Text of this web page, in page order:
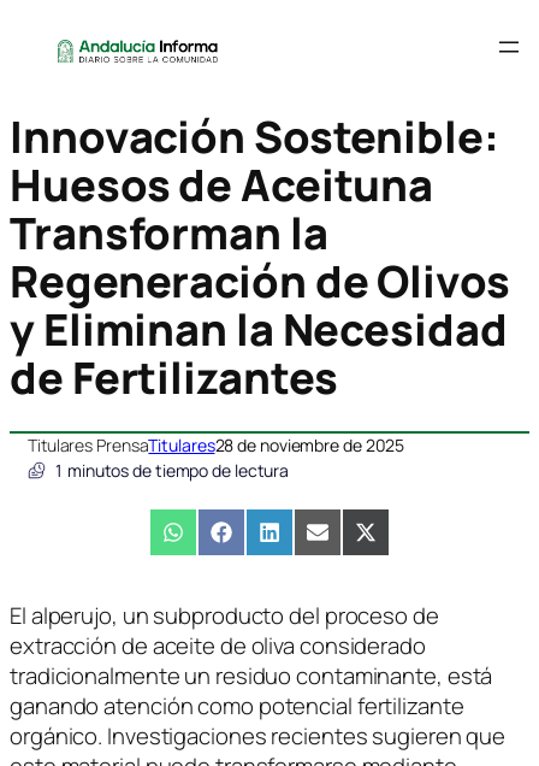
Innovación Sostenible:
Huesos de Aceituna
Transforman la
Regeneración de Olivos
y Eliminan la Necesidad
de Fertilizantes
Titulares PrensaTitulares28 de noviembre de 2025
1 minutos de tiempo de lectura
Compartir
en
WhatsAppCompartir
en
FacebookCompartir
en
LinkedInCompartir
en
EmailCompartir
en
X
(Twitter)
El alperujo, un subproducto del proceso de
extracción de aceite de oliva considerado
tradicionalmente un residuo contaminante, está
ganando atención como potencial fertilizante
orgánico. Investigaciones recientes sugieren que